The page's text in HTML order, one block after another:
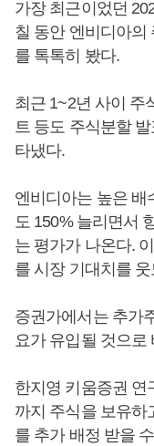
가장 최근이었던
칠 동안 엔비디아의
를 톡톡히 봤다.
최근 1~2년 사이 주
트 등도 주식분할
타냈다.
엔비디아는 높은 배
도 150% 늘리면서
는 평가가 나온다.
를 시장 기대치를
증권가에서는 추가
요가 유입될 것으로
한지영 키움증권 연
까지 주식을 보유하
를 추가 배정 받을